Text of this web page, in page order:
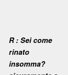
R : Sei come
rinato
insomma?